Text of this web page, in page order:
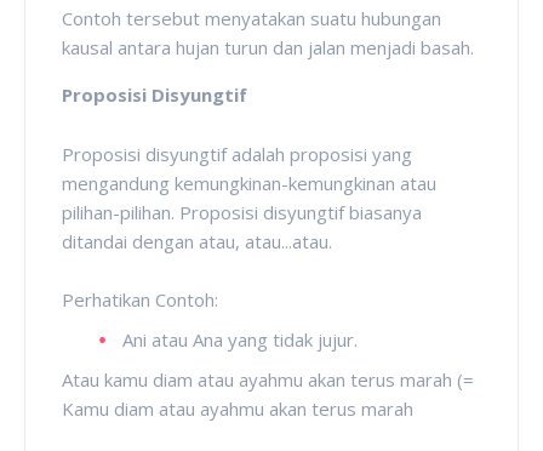
Contoh tersebut menyatakan suatu hubungan
kausal antara hujan turun dan jalan menjadi basah.
Proposisi Disyungtif
Proposisi disyungtif adalah proposisi yang
mengandung kemungkinan-kemungkinan atau
pilihan-pilihan. Proposisi disyungtif biasanya
ditandai dengan atau, atau...atau.
Perhatikan Contoh:
Ani atau Ana yang tidak jujur.
Atau kamu diam atau ayahmu akan terus marah (=
Kamu diam atau ayahmu akan terus marah